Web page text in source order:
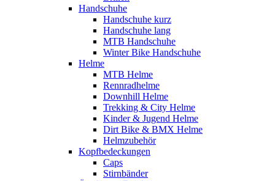
Handschuhe
Handschuhe kurz
Handschuhe lang
MTB Handschuhe
Winter Bike Handschuhe
Helme
MTB Helme
Rennradhelme
Downhill Helme
Trekking & City Helme
Kinder & Jugend Helme
Dirt Bike & BMX Helme
Helmzubehör
Kopfbedeckungen
Caps
Stirnbänder